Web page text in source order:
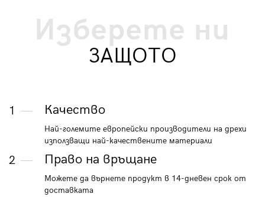
Изберете ни
ЗАЩОТО
1 Качество
Най-големите европейски производители на дрехи
използващи най-качествените материали
2 Право на връщане
Можете да върнете продукт в 14-дневен срок от
доставката